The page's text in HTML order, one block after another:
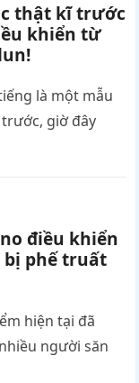
thật kĩ trước
khiển từ
là một mẫu
giờ đây
điều khiển
phế truất
hiện tại đã
người săn